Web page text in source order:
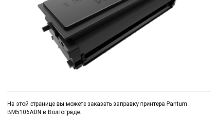
На этой странице вы можете заказать заправку принтера Pantum
BM5106ADN в Волгограде.